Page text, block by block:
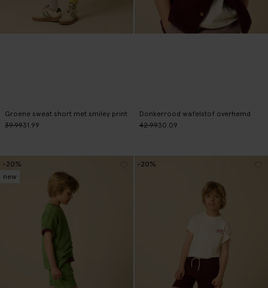
Groene sweat short met smiley print
39.9931.99
Donkerrood wafelstof overhemd
42.9930.09
-20%
new
-20%